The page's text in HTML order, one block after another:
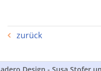
zurück